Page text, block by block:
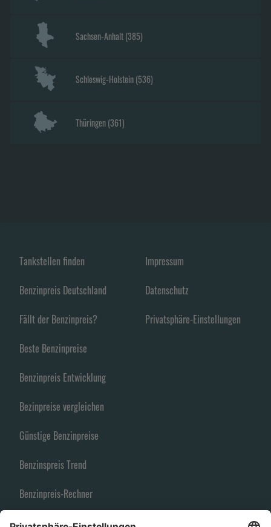
Sachsen-Anhalt(385)
Schleswig-Holstein(536)
Thüringen(361)
Tankstellen finden
Benzinpreis Deutschland
Fällt der Benzinpreis?
Beste Benzinpreise
Benzinpreis Entwicklung
Bezinpreise vergleichen
Günstige Benzinpreise
Benzinspreis Trend
Benzinpreis-Rechner
Spritpreise
Impressum
Datenschutz
Privatsphäre-Einstellungen